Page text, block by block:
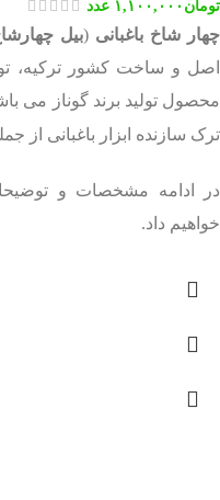
تومان ۱,۱۰۰,۰۰۰ عدد
چهار شاخ باغبانی (بیل
اصل و ساخت کشور ترکیه،
محصول تولید برند گوناز می
ترک سازنده ابزار باغبانی از
در ادامه مشخصات و
خواهیم داد.